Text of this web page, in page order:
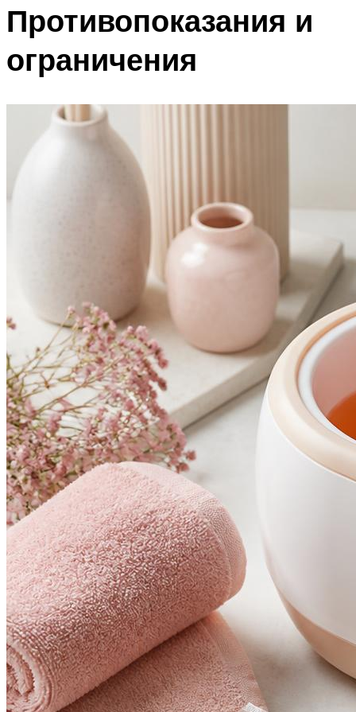
Противопоказания и
ограничения